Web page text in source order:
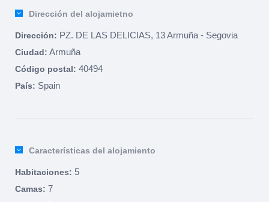
Dirección del alojamietno
Dirección: PZ. DE LAS DELICIAS, 13 Armuña - Segovia
Ciudad: Armuña
Código postal: 40494
País: Spain
Características del alojamiento
Habitaciones: 5
Camas: 7